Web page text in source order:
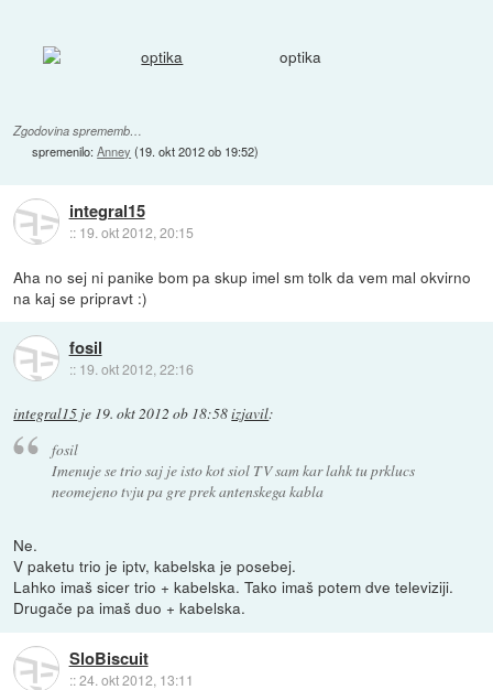
optika
Zgodovina sprememb…
spremenilo:Anney (19. okt 2012 ob 19:52)
integral15
:: 19. okt 2012, 20:15
Aha no sej ni panike bom pa skup imel sm tolk da vem mal okvirno
na kaj se pripravt :)
fosil
:: 19. okt 2012, 22:16
integral15 je 19. okt 2012 ob 18:58izjavil:
fosil
Imenuje se trio saj je isto kot siol TV sam kar lahk tu prklucs
neomejeno tvju pa gre prek antenskega kabla
Ne.
V paketu trio je iptv, kabelska je posebej.
Lahko imaš sicer trio + kabelska. Tako imaš potem dve televiziji.
Drugače pa imaš duo + kabelska.
SloBiscuit
::24. okt 2012, 13:11